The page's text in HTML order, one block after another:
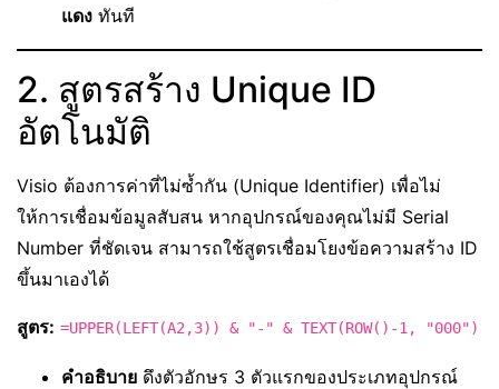
แดง ทันที
2. สูตรสร้าง Unique ID
อัตโนมัติ
Visio ต้องการค่าที่ไม่ซ้ำกัน (Unique Identifier) เพื่อไม่
ให้การเชื่อมข้อมูลสับสน หากอุปกรณ์ของคุณไม่มี Serial
Number ที่ชัดเจน สามารถใช้สูตรเชื่อมโยงข้อความสร้าง ID
ขึ้นมาเองได้
สูตร: =UPPER(LEFT(A2,3)) & "-" & TEXT(ROW()-1, "000")
คำอธิบาย ดึงตัวอักษร 3 ตัวแรกของประเภทอุปกรณ์